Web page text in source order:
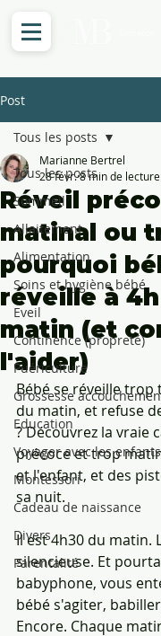
Post
Tous les posts
Sommeil
Allaitement
Alimentation
Soins et hygiène bébé
Eveil
Continence (propreté)
Puériculture
Grossesse
Education
Voyager avec les enfants
Montessori
Cadeau de naissance
Divers
Parentalité
Tous les posts
Réveil
matinal ou
pourquoi
réveille à
matin (et
l'aider)
Marianne Bertrel
28 févr.8 min de lecture
Bébé se réveille trop
du matin, et refuse
? Découvrez la vraie
précoce et trop
et l'enfant, et des
sa nuit.
Il est 4h30 du matin.
silencieuse. Et
babyphone, vous
bébé s'agiter,
Encore. Chaque